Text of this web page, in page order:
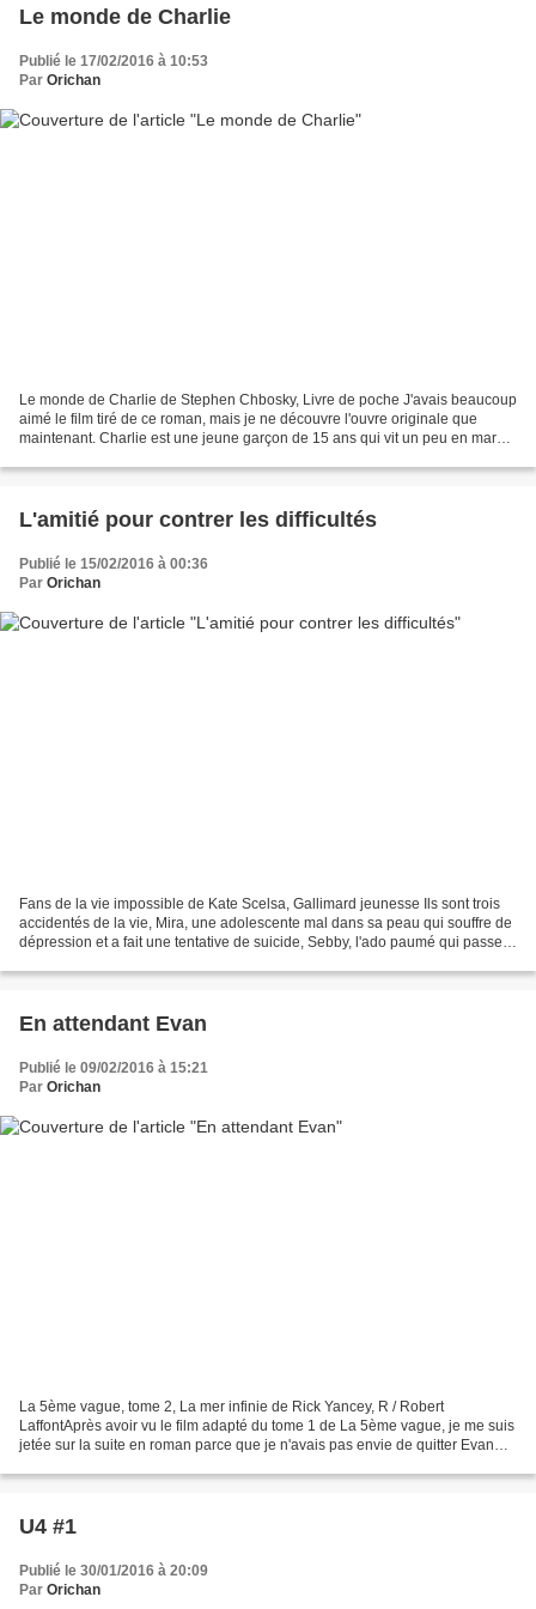
Le monde de Charlie
Publié le 17/02/2016 à 10:53
Par Orichan
Le monde de Charlie de Stephen Chbosky, Livre de poche J'avais beaucoup
aimé le film tiré de ce roman, mais je ne découvre l'ouvre originale que
maintenant. Charlie est une jeune garçon de 15 ans qui vit un peu en marge
L'amitié pour contrer les difficultés
Publié le 15/02/2016 à 00:36
Par Orichan
Fans de la vie impossible de Kate Scelsa, Gallimard jeunesse Ils sont trois
accidentés de la vie, Mira, une adolescente mal dans sa peau qui souffre de
dépression et a fait une tentative de suicide, Sebby, l'ado paumé qui passe
En attendant Evan
Publié le 09/02/2016 à 15:21
Par Orichan
La 5ème vague, tome 2, La mer infinie de Rick Yancey, R / Robert
LaffontAprès avoir vu le film adapté du tome 1 de La 5ème vague, je me suis
jetée sur la suite en roman parce que je n'avais pas envie de quitter Evan
U4 #1
Publié le 30/01/2016 à 20:09
Par Orichan